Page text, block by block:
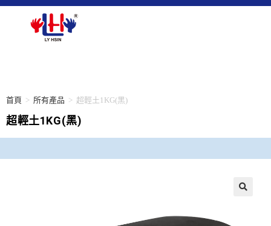
首頁 > 所有產品 > 超輕土1KG(黑)
超輕土1KG(黑)